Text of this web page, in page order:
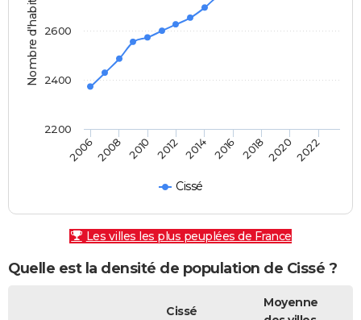
Nombre d'habitants
Cissé
20062008 2010 2012 2014 2016 201820202022
2200
2400
2600
Les villes les plus peuplées de France
Quelle est la densité de population de Cissé ?
Cissé
Moyenne